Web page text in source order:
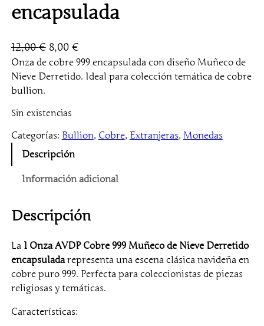
encapsulada
12,00€ E
l
p
e
i
o
o
g
n
a
l
r
8,00 €E
l
p
i
a
t
u
e
s
Onza de cobre 999 encapsulada con diseño Muñeco de
Nieve Derretido. Ideal para colección temática de cobre
bullion.
Sin existencias
Categorías: Bullion, Cobre, Extranjeras, Monedas
Descripción
Información adicional
Descripción
La 1 Onza AVDP Cobre 999 Muñeco de Nieve Derretido
encapsuladarepresenta una escena clásica navideña en
cobre puro 999. Perfecta para coleccionistas de piezas
religiosas y temáticas.
Características: